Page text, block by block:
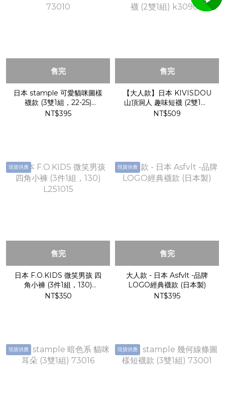
售完
日本 stample 可愛貓咪圖樣
襪款 (3雙1組，22-25)
73010
NT$395
售完
【大人款】日本 KIVISDOU
山頂洞人 趣味短襪 (2雙1組)
k30902
NT$509
現貨供應
售完
日本 F.O.KIDS 微笑男孩 四
角小褲 (3件1組，130)
L251015
NT$350
現貨供應
售完
大人款 - 日本 Asfvlt -品牌
LOGO經典襪款 (日本製)
NT$395
現貨供應 現貨供應